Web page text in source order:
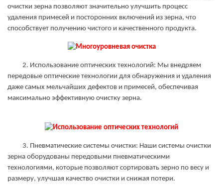
очистки зерна позволяют значительно улучшить процесс
удаления примесей и посторонних включений из зерна, что
способствует получению чистого и качественного продукта.
2. Использование оптических технологий: Мы внедряем
передовые оптические технологии для обнаружения и удаления
даже самых мельчайших дефектов и примесей, обеспечивая
максимально эффективную очистку зерна.
3. Пневматические системы очистки: Наши системы очистки
зерна оборудованы передовыми пневматическими
технологиями, которые позволяют сортировать зерно по весу и
размеру, улучшая качество очистки и снижая потери.